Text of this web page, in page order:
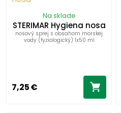
Na sklade
STERIMAR Hygiena nosa
nosový sprej s obsahom morskej
vody (fyziologický) 1x50 ml
7,25 €